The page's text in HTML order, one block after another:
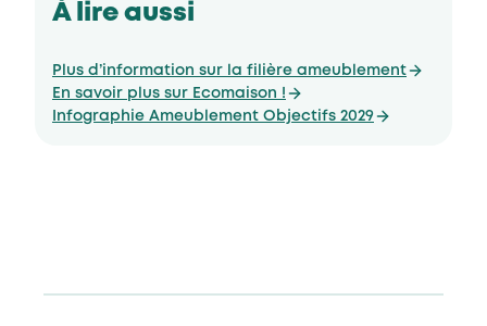
À lire aussi
Plus d’information sur la filière ameublement
En savoir plus sur Ecomaison !
Infographie Ameublement Objectifs 2029